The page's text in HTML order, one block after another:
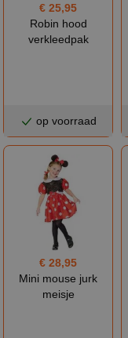
€ 25,95
Robin hood
verkleedpak
op voorraad
€ 28,95
Mini mouse jurk
meisje